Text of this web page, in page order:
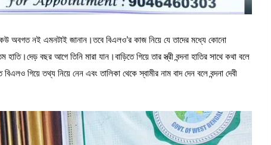
অবগত নই এমনটাই জানান।তবে বিএলও’র কাজ নিয়ে যে তাদের মধ্যে কোনো
বছর আগে তিনি মারা যান।বাড়িতে গিয়ে তার স্ত্রী বন্দনা হাতির সাথে কথা বলে
গিয়ে তথ্য নিয়ে নেন এবং তালিকা থেকে স্বামীর নাম বাদ দেন বলে বন্দনা দেবী